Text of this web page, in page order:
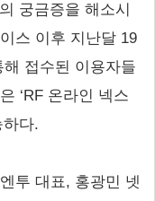
궁금증을 해소시
스 이후 지난달 19
접수된 이용자들
‘RF 온라인 넥스
하다.
투 대표, 홍광민 넷